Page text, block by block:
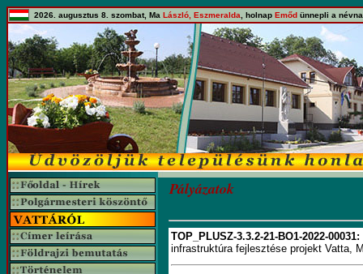
2026. augusztus 8. szombat, Ma László, Eszmeralda , holnap Emőd ünnepli a
Pályázatok
TOP_PLUSZ-3.3.2-21-BO1-2022-00031:
infrastruktúra fejlesztése projekt Vatta,